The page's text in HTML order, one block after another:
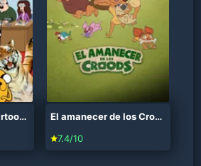
Otra semana en Cartoon (2015)
El amanecer de los Croods (2015)
7.4/10